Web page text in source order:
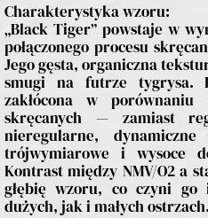
Charakterystyka wzoru:
„Black Tiger” powstaje w
połączonego procesu
Jego gęsta, organiczna
smugi na futrze tygrysa.
zakłócona w
skręcanych — zamiast
nieregularne,
trójwymiarowe i wysoce
Kontrast między NMV/O2 a
głębię wzoru, co czyni go
dużych, jak i małych ostrzach.